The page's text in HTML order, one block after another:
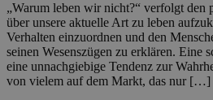
„Warum leben wir nicht?“ verfolgt den
über unsere aktuelle Art zu leben
Verhalten einzuordnen und den
seinen Wesenszügen zu erklären. Eine
eine unnachgiebige Tendenz zur
von vielem auf dem Markt, das nur […]